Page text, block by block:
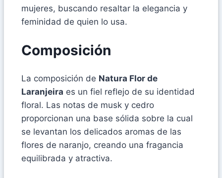
mujeres, buscando resaltar la elegancia y
feminidad de quien lo usa.
Composición
La composición de Natura Flor de
Laranjeira es un fiel reflejo de su identidad
floral. Las notas de musk y cedro
proporcionan una base sólida sobre la cual
se levantan los delicados aromas de las
flores de naranjo, creando una fragancia
equilibrada y atractiva.